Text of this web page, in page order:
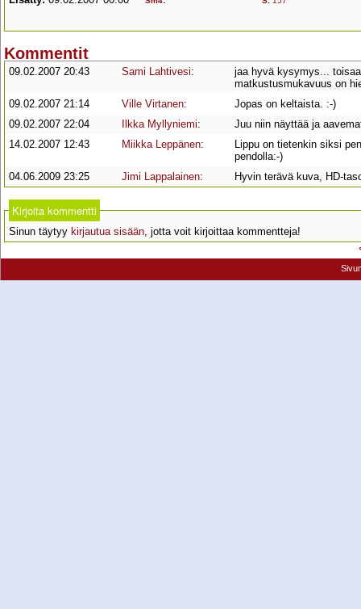
Kommentit
09.02.2007 20:43 Sami Lahtivesi:
jaa hyvä kysymys...
matkustusmukavuus on
09.02.2007 21:14
Ville Virtanen:
Jopas on keltaista. :-)
09.02.2007 22:04
Ilkka Myllyniemi:
Juu niin näyttää ja
14.02.2007 12:43
Miikka Leppänen:
Lippu on tietenkin siksi
pendolla:-)
04.06.2009 23:25
Jimi Lappalainen: Hyvin terävä kuva, HD-
Kirjoita kommentti
Sinun täytyy kirjautua sisään, jotta voit kirjoittaa kommentteja!